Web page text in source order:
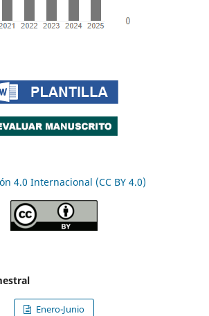
4.0 Internacional (CC BY 4.0)
Enero-Junio